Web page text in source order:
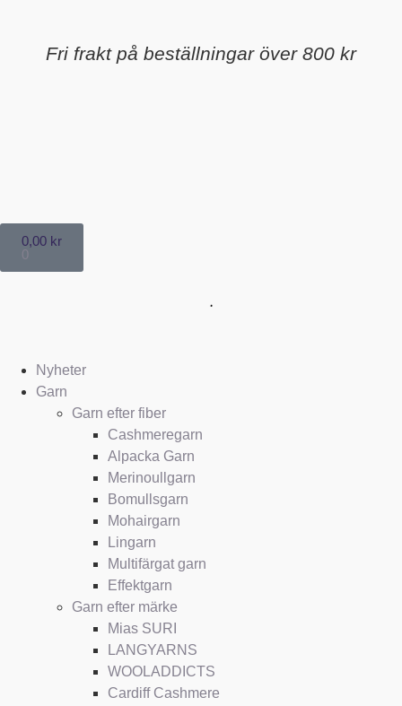
Fri frakt på beställningar över 800 kr
0,00 kr
0
Nyheter
Garn
Garn efter fiber
Cashmeregarn
Alpacka Garn
Merinoullgarn
Bomullsgarn
Mohairgarn
Lingarn
Multifärgat garn
Effektgarn
Garn efter märke
Mias SURI
LANGYARNS
WOOLADDICTS
Cardiff Cashmere